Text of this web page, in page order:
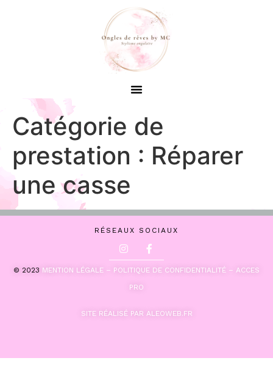
Catégorie de
prestation : Réparer
une casse
RÉSEAUX SOCIAUX
© 2023 MENTION LÉGALE – POLITIQUE DE CONFIDENTIALITÉ – ACCES
PRO
SITE RÉALISÉ PAR ALEOWEB.FR